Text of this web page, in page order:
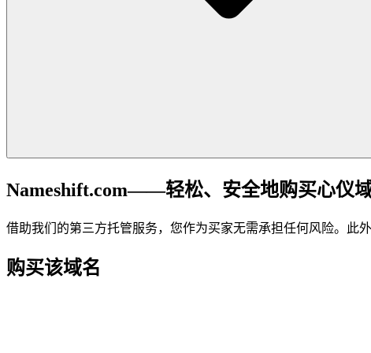
Nameshift.com——轻松、安全地购买心仪
借助我们的第三方托管服务，您作为买家无需承担任何风险。此
购买该域名